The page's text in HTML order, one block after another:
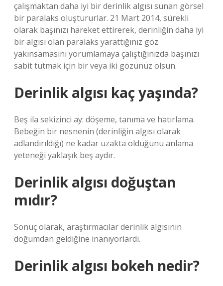
çalışmaktan daha iyi bir derinlik algısı sunan görsel
bir paralaks oluştururlar. 21 Mart 2014, sürekli
olarak başınızı hareket ettirerek, derinliğin daha iyi
bir algısı olan paralaks yarattığınız göz
yakınsamasını yorumlamaya çalıştığınızda başınızı
sabit tutmak için bir veya iki gözünüz olsun.
Derinlik algısı kaç yaşında?
Beş ila sekizinci ay: döşeme, tanıma ve hatırlama.
Bebeğin bir nesnenin (derinliğin algısı olarak
adlandırıldığı) ne kadar uzakta olduğunu anlama
yeteneği yaklaşık beş aydır.
Derinlik algısı doğuştan
mıdır?
Sonuç olarak, araştırmacılar derinlik algısının
doğumdan geldiğine inanıyorlardı.
Derinlik algısı bokeh nedir?